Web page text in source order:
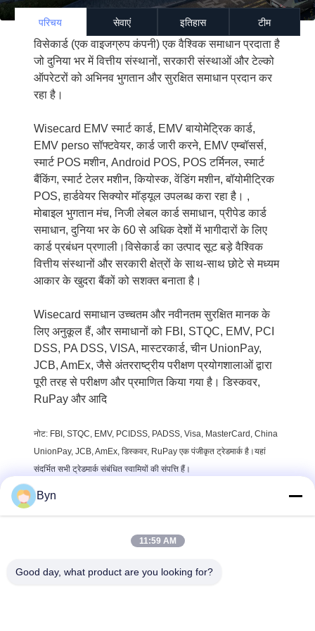
परिचय सेवाएं इतिहास टीम
विसेकार्ड (एक वाइजग्रुप कंपनी) एक वैश्विक समाधान प्रदाता है
जो दुनिया भर में वित्तीय संस्थानों, सरकारी संस्थाओं और टेल्को
ऑपरेटरों को अभिनव भुगतान और सुरक्षित समाधान प्रदान कर
रहा है।
Wisecard EMV स्मार्ट कार्ड, EMV बायोमेट्रिक कार्ड,
EMV perso सॉफ्टवेयर, कार्ड जारी करने, EMV एम्बॉसर्स,
स्मार्ट POS मशीन, Android POS, POS टर्मिनल, स्मार्ट
बैंकिंग, स्मार्ट टेलर मशीन, कियोस्क, वेंडिंग मशीन, बॉयोमीट्रिक
POS, हार्डवेयर सिक्योर मॉड्यूल उपलब्ध करा रहा है। ,
मोबाइल भुगतान मंच, निजी लेबल कार्ड समाधान, प्रीपेड कार्ड
समाधान, दुनिया भर के 60 से अधिक देशों में भागीदारों के लिए
कार्ड प्रबंधन प्रणाली।विसेकार्ड का उत्पाद सूट बड़े वैश्विक
वित्तीय संस्थानों और सरकारी क्षेत्रों के साथ-साथ छोटे से मध्यम
आकार के खुदरा बैंकों को सशक्त बनाता है।
Wisecard समाधान उच्चतम और नवीनतम सुरक्षित मानक के
लिए अनुकूल हैं, और समाधानों को FBI, STQC, EMV, PCI
DSS, PA DSS, VISA, मास्टरकार्ड, चीन UnionPay,
JCB, AmEx, जैसे अंतरराष्ट्रीय परीक्षण प्रयोगशालाओं द्वारा
पूरी तरह से परीक्षण और प्रमाणित किया गया है। डिस्कवर,
RuPay और आदि
नोट: FBI, STQC, EMV, PCIDSS, PADSS, Visa, MasterCard, China
UnionPay, JCB, AmEx, डिस्कवर, RuPay एक पंजीकृत ट्रेडमार्क है।यहां
संदर्भित सभी ट्रेडमार्क संबंधित स्वामियों की संपत्ति हैं।
Byn
11:59 AM
Good day, what product are you looking for?